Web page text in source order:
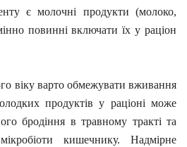
є молочні продукти (молоко,
повинні включати їх у раціон
віку варто обмежувати вживання
продуктів у раціоні може
бродіння в травному тракті та
кишечнику. Надмірне